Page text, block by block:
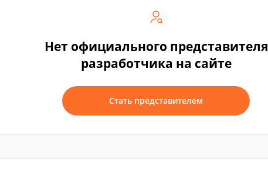
Нет официального представителя
разработчика на сайте
Стать представителем